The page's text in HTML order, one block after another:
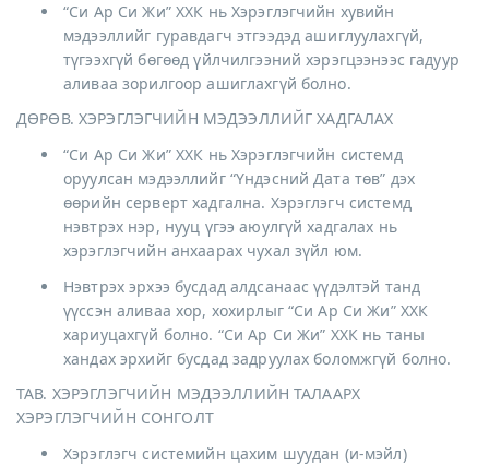
“Си Ар Си Жи” ХХК нь Хэрэглэгчийн хувийн
мэдээллийг гуравдагч этгээдэд ашиглуулахгүй,
түгээхгүй бөгөөд үйлчилгээний хэрэгцээнээс гадуур
аливаа зорилгоор ашиглахгүй болно.
ДӨРӨВ. ХЭРЭГЛЭГЧИЙН МЭДЭЭЛЛИЙГ ХАДГАЛАХ
“Си Ар Си Жи” ХХК нь Хэрэглэгчийн системд
оруулсан мэдээллийг “Үндэсний Дата төв” дэх
өөрийн серверт хадгална. Хэрэглэгч системд
нэвтрэх нэр, нууц үгээ аюулгүй хадгалах нь
хэрэглэгчийн анхаарах чухал зүйл юм.
Нэвтрэх эрхээ бусдад алдсанаас үүдэлтэй танд
үүссэн аливаа хор, хохирлыг “Си Ар Си Жи” ХХК
хариуцахгүй болно. “Си Ар Си Жи” ХХК нь таны
хандах эрхийг бусдад задруулах боломжгүй болно.
ТАВ. ХЭРЭГЛЭГЧИЙН МЭДЭЭЛЛИЙН ТАЛААРХ
ХЭРЭГЛЭГЧИЙН СОНГОЛТ
Хэрэглэгч системийн цахим шуудан (и-мэйл)